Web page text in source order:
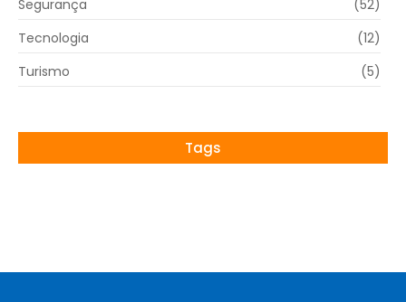
Segurança
(52)
Tecnologia
(12)
Turismo
(5)
Tags